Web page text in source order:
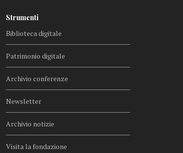
Strumenti
Biblioteca digitale
Patrimonio digitale
Archivio conferenze
Newsletter
Archivio notizie
Visita la fondazione